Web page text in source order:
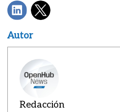
Autor
Redacción